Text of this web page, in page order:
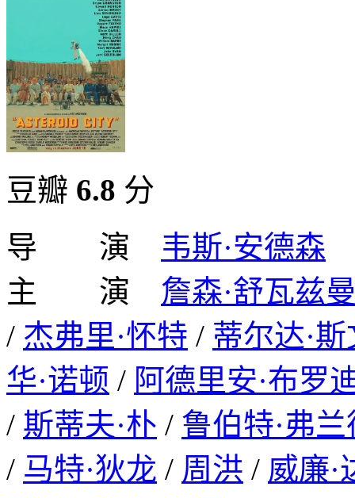
豆瓣 6.8 分
导 演 韦斯·安德森
主 演 詹森·舒瓦兹
/ 杰弗里·怀特 / 蒂尔达·
华·诺顿 / 阿德里安·布罗
/ 斯蒂夫·朴 / 鲁伯特·弗兰
/ 马特·狄龙 / 周洪 / 威廉·